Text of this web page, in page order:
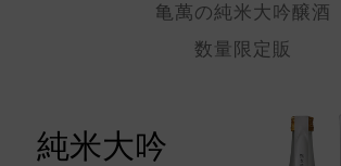
亀萬の純米大吟醸酒
数量限定販
純米大吟